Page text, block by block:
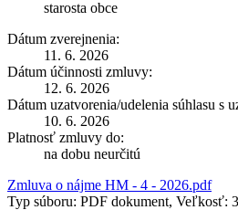
starosta obce
Dátum zverejnenia:
11. 6. 2026
Dátum účinnosti zmluvy:
12. 6. 2026
Dátum uzatvorenia/udelenia súhlasu s
10. 6. 2026
Platnosť zmluvy do:
na dobu neurčitú
Zmluva o nájme HM - 4 - 2026.pdf
Typ súboru: PDF dokument, Veľkosť: